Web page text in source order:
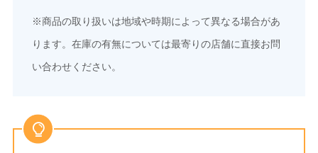
※商品の取り扱いは地域や時期によって異なる場合があ
ります。在庫の有無については最寄りの店舗に直接お問
い合わせください。